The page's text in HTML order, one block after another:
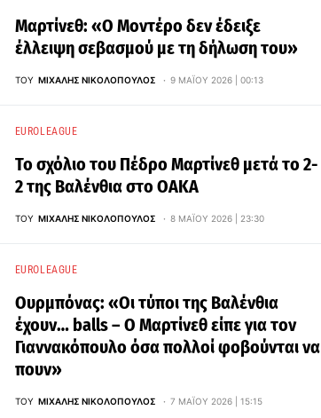
Μαρτίνεθ: «Ο Μοντέρο δεν έδειξε
έλλειψη σεβασμού με τη δήλωση του»
ΤΟΥ ΜΙΧΆΛΗΣ ΝΙΚΟΛΌΠΟΥΛΟΣ 9 ΜΑΪ́ΟΥ 2026 | 00:13
EUROLEAGUE
Το σχόλιο του Πέδρο Μαρτίνεθ μετά το 2-
2 της Βαλένθια στο ΟΑΚΑ
ΤΟΥ ΜΙΧΆΛΗΣ ΝΙΚΟΛΌΠΟΥΛΟΣ 8 ΜΑΪ́ΟΥ 2026 | 23:30
EUROLEAGUE
Ουρμπόνας: «Οι τύποι της Βαλένθια
έχουν… balls – Ο Μαρτίνεθ είπε για τον
Γιαννακόπουλο όσα πολλοί φοβούνται να
πουν»
ΤΟΥ ΜΙΧΆΛΗΣ ΝΙΚΟΛΌΠΟΥΛΟΣ 7 ΜΑΪ́ΟΥ 2026 | 15:15